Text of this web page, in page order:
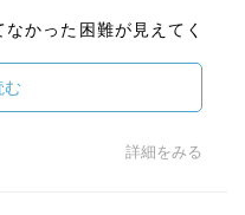
かった困難が見えてく
いった中で、どれだけ柔
いう意味じゃ、信長が即
見習わなきゃいけない姿
む
詳細をみる